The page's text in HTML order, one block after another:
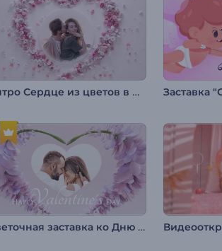
Интро Сердце из цветов в День Святого Валентина
Цветочная заставка ко Дню св. Валентина